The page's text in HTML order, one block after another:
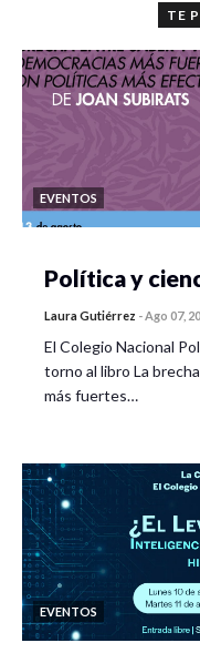
TE
EVENTOS
Política y
Laura Gutiérrez -Ago 07,
El Colegio Nacional
torno al libro La
más fuertes…
EVENTOS